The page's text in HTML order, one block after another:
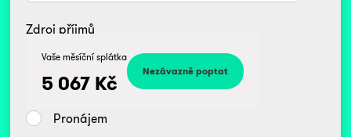
Vaše měsíční splátka
5 067 Kč
Zdroj příjmů
Zaměstnanec
Podnikatel/OSVČ
Pronájem